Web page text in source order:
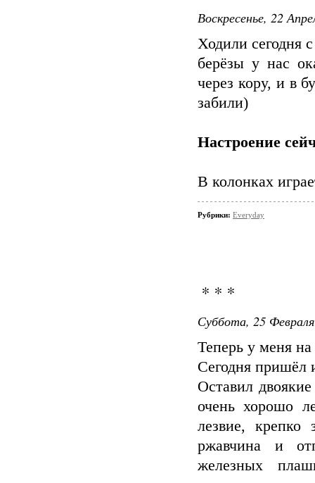
Воскресенье, 22
Ходили сегодня
берёзы у нас
через кору, и в
забили)
Настроение
В колонках
Рубрики: Everyday
* * *
Суббота, 25
Теперь у меня
Сегодня пришёл
Оставил
очень хорошо
лезвие,
ржавчина и
железных